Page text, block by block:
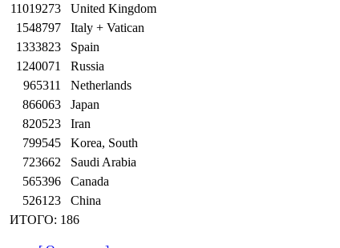
11019273
United Kingdom
1548797
Italy + Vatican
1333823
Spain
1240071
Russia
965311
Netherlands
866063
Japan
820523
Iran
799545
Korea, South
723662
Saudi Arabia
565396
Canada
526123
China
ИТОГО: 186